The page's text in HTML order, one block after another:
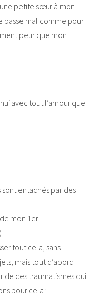
petite sœur à mon
passe mal comme pour
peur que mon
avec tout l’amour que
entachés par des
mon 1er
tout cela, sans
mais tout d’abord
de ces traumatismes qui
pour cela :